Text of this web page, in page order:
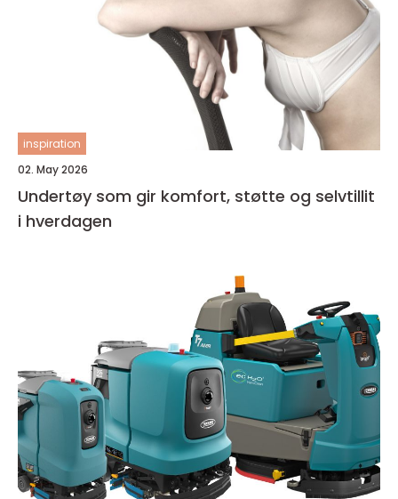
inspiration
02. May 2026
Undertøy som gir komfort, støtte og selvtillit
i hverdagen